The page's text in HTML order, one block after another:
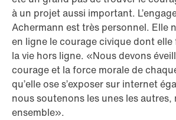
à un projet aussi important.
Achermann est très personnel. Elle
en ligne le courage civique dont
la vie hors ligne. «Nous devons
courage et la force morale de
qu’elle ose s’exposer sur internet
nous soutenons les unes les
ensemble».